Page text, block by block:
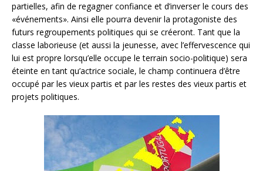
partielles, afin de regagner confiance et d’inverser le cours des
«événements». Ainsi elle pourra devenir la protagoniste des
futurs regroupements politiques qui se créeront. Tant que la
classe laborieuse (et aussi la jeunesse, avec l’effervescence qui
lui est propre lorsqu’elle occupe le terrain socio-politique) sera
éteinte en tant qu’actrice sociale, le champ continuera d’être
occupé par les vieux partis et par les restes des vieux partis et
projets politiques.